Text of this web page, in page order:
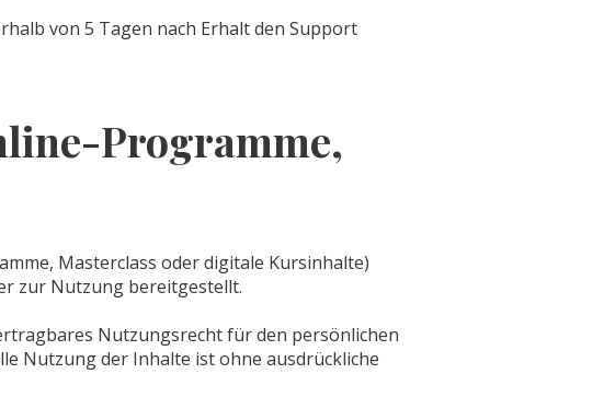
von 5 Tagen nach Erhalt den Support
Programme,
Masterclass oder digitale Kursinhalte)
zur Nutzung bereitgestellt.
Nutzungsrecht für den persönlichen
Nutzung der Inhalte ist ohne ausdrückliche